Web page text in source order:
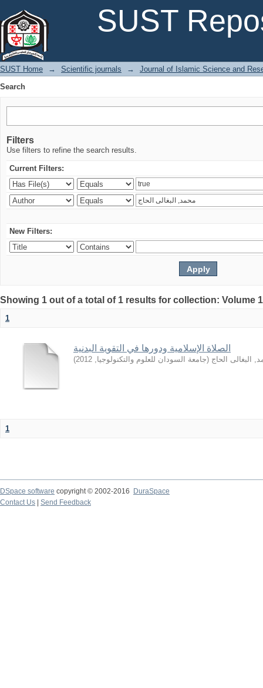
SUST
SUST Home → Scientific journals →
Journal of Islamic Science and
Search
Filters
Use filters to refine the search results.
Current Filters:
New Filters:
Showing 1 out of a total of 1 results for collection: Volume
1
الصلاة الإسلامية ودورها في التقوية البدنية
البغالى الحاج (جامعة السودان للعلوم والتكنولوجيا,
2012
)
1
DSpace software copyright © 2002-2016
DuraSpace
Contact Us
Send Feedback